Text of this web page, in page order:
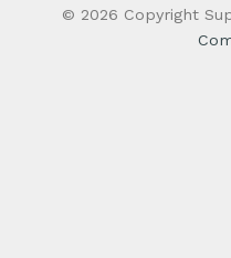
© 2026 Copyright